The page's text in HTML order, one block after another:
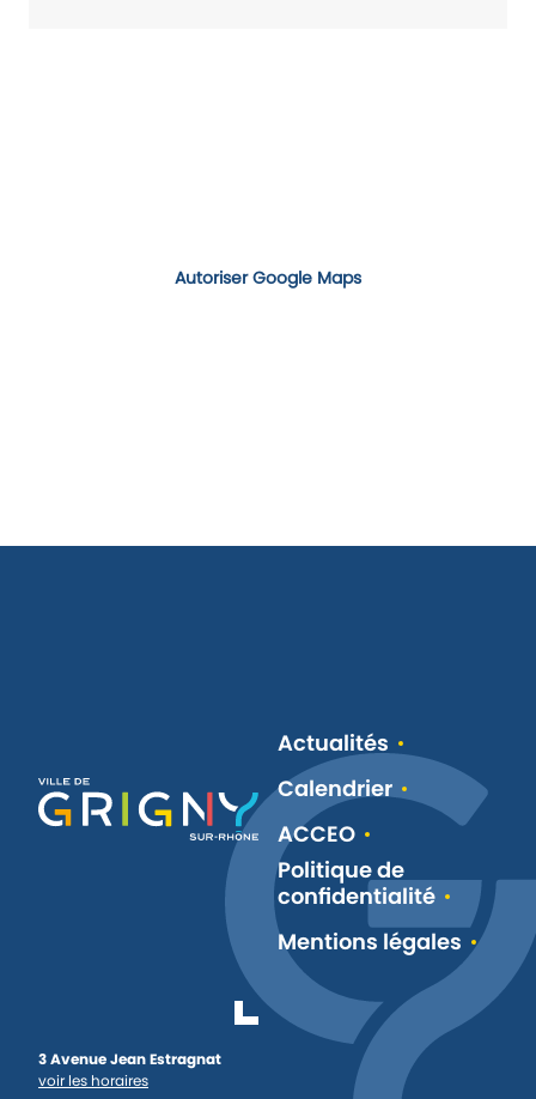
Autoriser Google Maps
3 Avenue Jean Estragnat
voir les horaires
Actualités
Calendrier
ACCEO
Politique de
confidentialité
Mentions légales